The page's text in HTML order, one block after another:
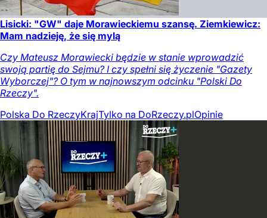
Lisicki: "GW" daje Morawieckiemu szansę. Ziemkiewicz:
Mam nadzieję, że się mylą
Czy Mateusz Morawiecki będzie w stanie wprowadzić
swoją partię do Sejmu? I czy spełni się życzenie "Gazety
Wyborczej"? O tym w najnowszym odcinku "Polski Do
Rzeczy".
Polska Do RzeczyKrajTylko na DoRzeczy.plOpinie